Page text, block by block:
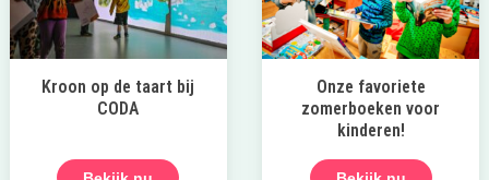
Kroon op de taart bij
CODA
Onze favoriete
zomerboeken voor
kinderen!